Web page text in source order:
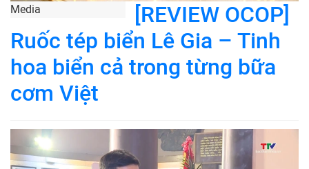
Media
[REVIEW OCOP]
Ruốc tép biển Lê Gia – Tinh
hoa biển cả trong từng bữa
cơm Việt